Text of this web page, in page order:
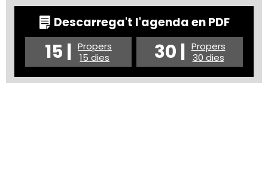
Descarrega't l'agenda en PDF
15 | Propers
15 dies
30 | Propers
30 dies